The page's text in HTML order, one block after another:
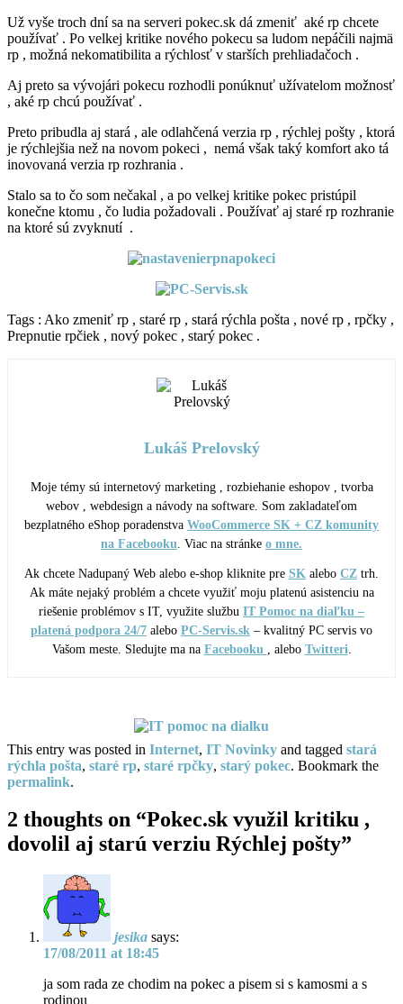
Už vyše troch dní sa na serveri pokec.sk dá zmeniť aké rp chcete
používať . Po velkej kritike nového pokecu sa ludom nepáčili najmä
rp , možná nekomatibilita a rýchlosť v starších prehliadačoch .
Aj preto sa vývojári pokecu rozhodli ponúknuť užívatelom možnosť
, aké rp chcú používať .
Preto pribudla aj stará , ale odlahčená verzia rp , rýchlej pošty , ktorá
je rýchlejšia než na novom pokeci , nemá však taký komfort ako tá
inovovaná verzia rp rozhrania .
Stalo sa to čo som nečakal , a po velkej kritike pokec pristúpil
konečne ktomu , čo ludia požadovali . Používať aj staré rp rozhranie
na ktoré sú zvyknutí .
Tags : Ako zmeniť rp , staré rp , stará rýchla pošta , nové rp , rpčky ,
Prepnutie rpčiek , nový pokec , starý pokec .
Lukáš Prelovský
Moje témy sú internetový marketing , rozbiehanie eshopov , tvorba
webov , webdesign a návody na software. Som zakladateľom
bezplatného eShop poradenstva WooCommerce SK + CZ komunity
na Facebooku . Viac na stránke o mne.
Ak chcete Nadupaný Web alebo e-shop kliknite pre SK alebo CZ trh.
Ak máte nejaký problém a chcete využiť moju platenú asistenciu na
riešenie problémov s IT, využite službu IT Pomoc na diaľku –
platená podpora 24/7 alebo PC-Servis.sk – kvalitný PC servis vo
Vašom meste. Sledujte ma na Facebooku , alebo Twitteri
This entry was posted in Internet, IT Novinky and tagged stará
rýchla pošta, staré rp, staré rpčky, starý pokec. Bookmark the
permalink.
2 thoughts on “Pokec.sk využil kritiku ,
dovolil aj starú verziu Rýchlej pošty”
jesika says:
17/08/2011 at 18:45
ja som rada ze chodim na pokec a pisem si s kamosmi a s
rodinou